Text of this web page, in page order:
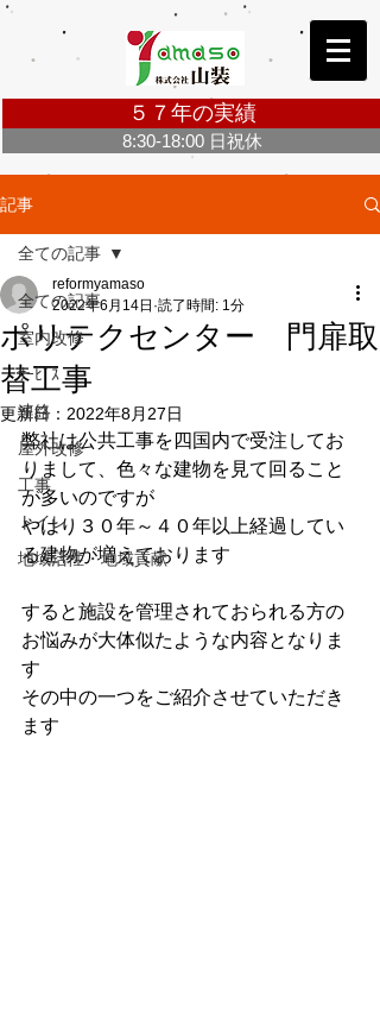
５７年の実績
8:30-18:00 日祝休
記事
全ての記事
室内改修
ｻｰﾋﾞｽ
連絡
屋外改修
工事
トイレ
地域活性・地域貢献
全ての記事
ポリテクセンター 門扉取
替工事
reformyamaso
2022年6月14日 読了時間: 1分
更新日： 2022年8月27日
弊社は公共工事を四国内で受注してお
りまして、色々な建物を見て回ること
が多いのですが
やはり３０年～４０年以上経過してい
る建物が増えております
すると施設を管理されておられる方の
お悩みが大体似たような内容となりま
す
その中の一つをご紹介させていただき
ます